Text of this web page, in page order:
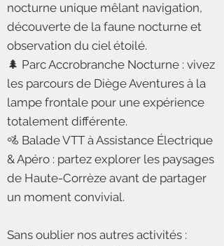
nocturne unique mêlant navigation,
découverte de la faune nocturne et
observation du ciel étoilé.
🌲 Parc Accrobranche Nocturne : vivez
les parcours de Diège Aventures à la
lampe frontale pour une expérience
totalement différente.
🚵 Balade VTT à Assistance Électrique
& Apéro : partez explorer les paysages
de Haute-Corrèze avant de partager
un moment convivial.
Sans oublier nos autres activités :